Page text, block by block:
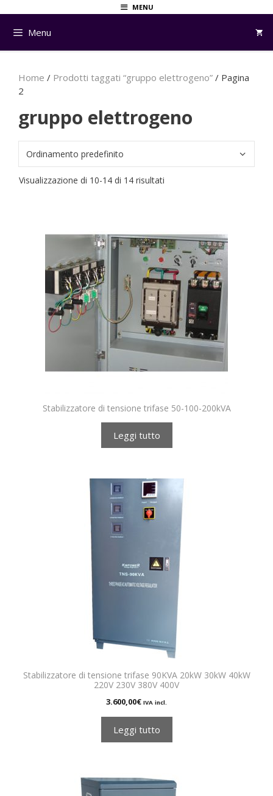
contenuto
MENU
Menu
Home / Prodotti taggati “gruppo elettrogeno” / Pagina
2
gruppo elettrogeno
Visualizzazione di 10-14 di 14 risultati
Stabilizzatore di tensione trifase 50-100-200kVA
Leggi tutto
Stabilizzatore di tensione trifase 90KVA 20kW 30kW 40kW
220V 230V 380V 400V
3.600,00€ IVA incl.
Leggi tutto